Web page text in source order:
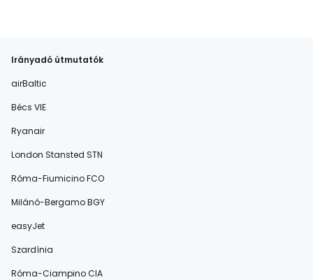
Irányadó útmutatók
airBaltic
Bécs VIE
Ryanair
London Stansted STN
Róma-Fiumicino FCO
Milánó-Bergamo BGY
easyJet
Szardínia
Róma-Ciampino CIA